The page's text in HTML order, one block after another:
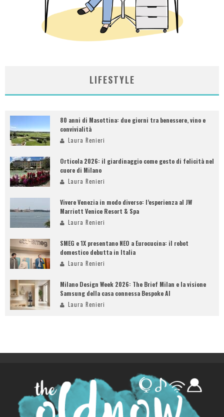
LIFESTYLE
80 anni di Masottina: due giorni tra benessere, vino e
convivialità
Laura Renieri
Orticola 2026: il giardinaggio come gesto di felicità nel
cuore di Milano
Laura Renieri
Vivere Venezia in modo diverso: l’esperienza al JW
Marriott Venice Resort & Spa
Laura Renieri
SMEG e 1X presentano NEO a Eurocucina: il robot
domestico debutta in Italia
Laura Renieri
Milano Design Week 2026: The Brief Milan e la visione
Samsung della casa connessa Bespoke AI
Laura Renieri